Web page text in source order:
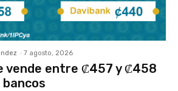
- 7 agosto, 2026
vende entre ₡457 y ₡458